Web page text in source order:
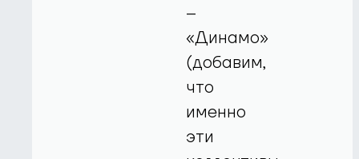
–
«Динамо»
(добавим,
что
именно
эти